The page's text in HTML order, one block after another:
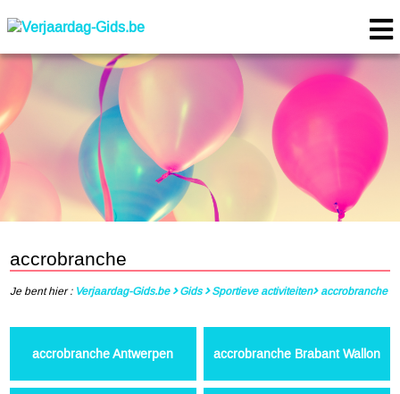
accrobranche
Je bent hier : Verjaardag-Gids.be Gids Sportieve activiteiten accrobranche
accrobranche Antwerpen accrobranche Brabant Wallon